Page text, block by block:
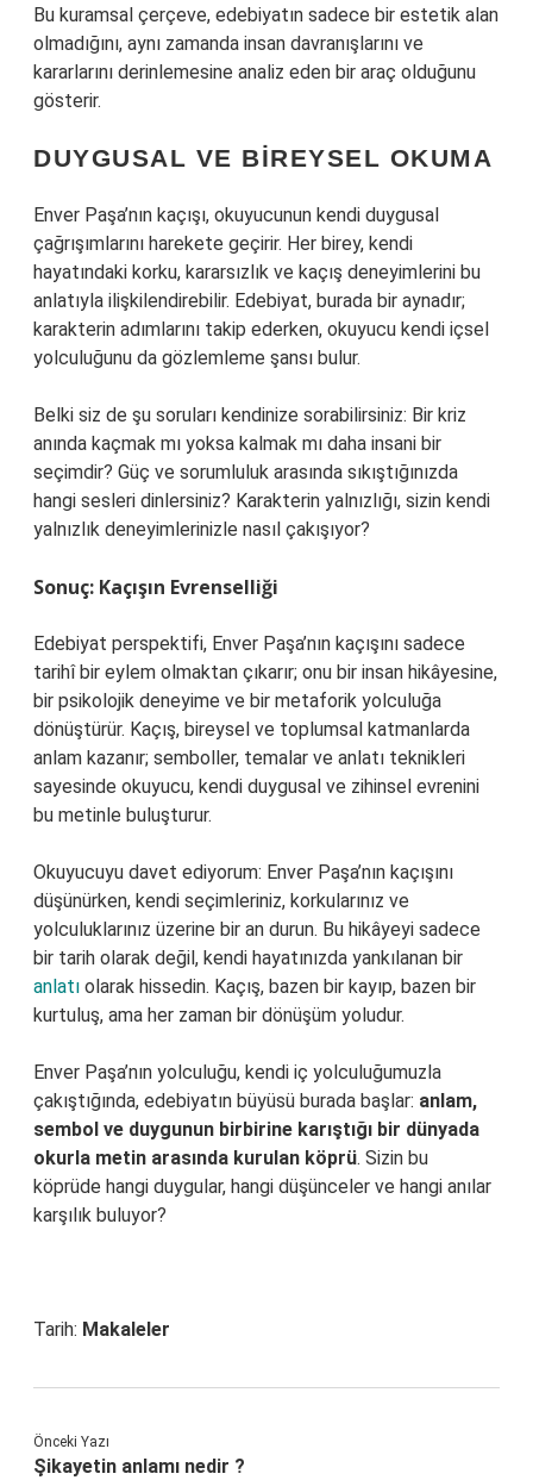
Bu kuramsal çerçeve, edebiyatın sadece bir estetik alan
olmadığını, aynı zamanda insan davranışlarını ve
kararlarını derinlemesine analiz eden bir araç olduğunu
gösterir.
DUYGUSAL VE BIREYSEL OKUMA
Enver Paşa’nın kaçışı, okuyucunun kendi duygusal
çağrışımlarını harekete geçirir. Her birey, kendi
hayatındaki korku, kararsızlık ve kaçış deneyimlerini bu
anlatıyla ilişkilendirebilir. Edebiyat, burada bir aynadır;
karakterin adımlarını takip ederken, okuyucu kendi içsel
yolculuğunu da gözlemleme şansı bulur.
Belki siz de şu soruları kendinize sorabilirsiniz: Bir kriz
anında kaçmak mı yoksa kalmak mı daha insani bir
seçimdir? Güç ve sorumluluk arasında sıkıştığınızda
hangi sesleri dinlersiniz? Karakterin yalnızlığı, sizin kendi
yalnızlık deneyimlerinizle nasıl çakışıyor?
Sonuç: Kaçışın Evrenselliği
Edebiyat perspektifi, Enver Paşa’nın kaçışını sadece
tarihî bir eylem olmaktan çıkarır; onu bir insan hikâyesine,
bir psikolojik deneyime ve bir metaforik yolculuğa
dönüştürür. Kaçış, bireysel ve toplumsal katmanlarda
anlam kazanır; semboller, temalar ve anlatı teknikleri
sayesinde okuyucu, kendi duygusal ve zihinsel evrenini
bu metinle buluşturur.
Okuyucuyu davet ediyorum: Enver Paşa’nın kaçışını
düşünürken, kendi seçimleriniz, korkularınız ve
yolculuklarınız üzerine bir an durun. Bu hikâyeyi sadece
bir tarih olarak değil, kendi hayatınızda yankılanan bir
anlatı olarak hissedin. Kaçış, bazen bir kayıp, bazen bir
kurtuluş, ama her zaman bir dönüşüm yoludur.
Enver Paşa’nın yolculuğu, kendi iç yolculuğumuzla
çakıştığında, edebiyatın büyüsü burada başlar: anlam,
sembol ve duygunun birbirine karıştığı bir dünyada
okurla metin arasında kurulan köprü. Sizin bu
köprüde hangi duygular, hangi düşünceler ve hangi anılar
karşılık buluyor?
Tarih: Makaleler
Önceki Yazı
Şikayetin anlamı nedir ?